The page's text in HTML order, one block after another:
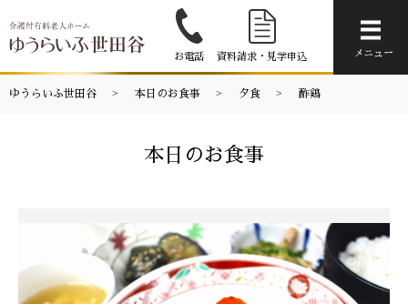
お電話 資料請求・見学申込 メニュー
ゆうらいふ世田谷 本日のお食事 夕食 酢鶏
本日のお食事